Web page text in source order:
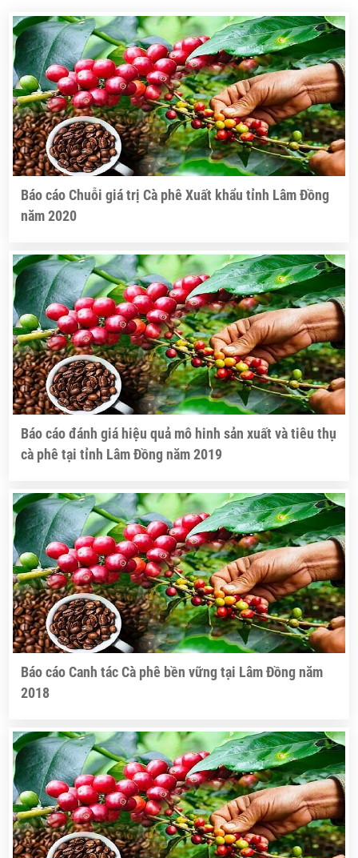
Báo cáo Chuỗi giá trị Cà phê Xuất khẩu tỉnh Lâm Đồng
năm 2020
Báo cáo đánh giá hiệu quả mô hinh sản xuất và tiêu thụ
cà phê tại tỉnh Lâm Đồng năm 2019
Báo cáo Canh tác Cà phê bền vững tại Lâm Đồng năm
2018